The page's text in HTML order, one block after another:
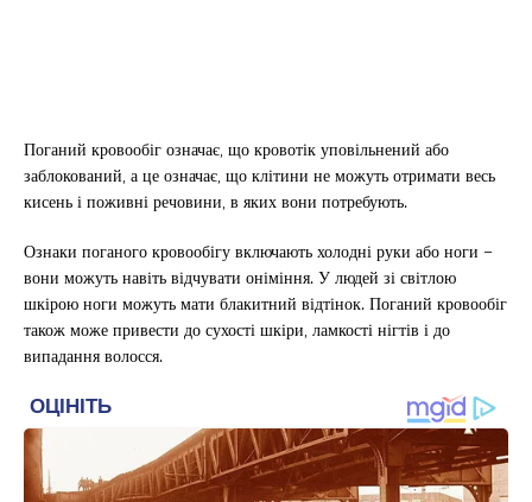
Поганий кровообіг означає, що кровотік уповільнений або
заблокований, а це означає, що клітини не можуть отримати весь
кисень і поживні речовини, в яких вони потребують.
Ознаки поганого кровообігу включають холодні руки або ноги –
вони можуть навіть відчувати оніміння. У людей зі світлою
шкірою ноги можуть мати блакитний відтінок. Поганий кровообіг
також може привести до сухості шкіри, ламкості нігтів і до
випадання волосся.